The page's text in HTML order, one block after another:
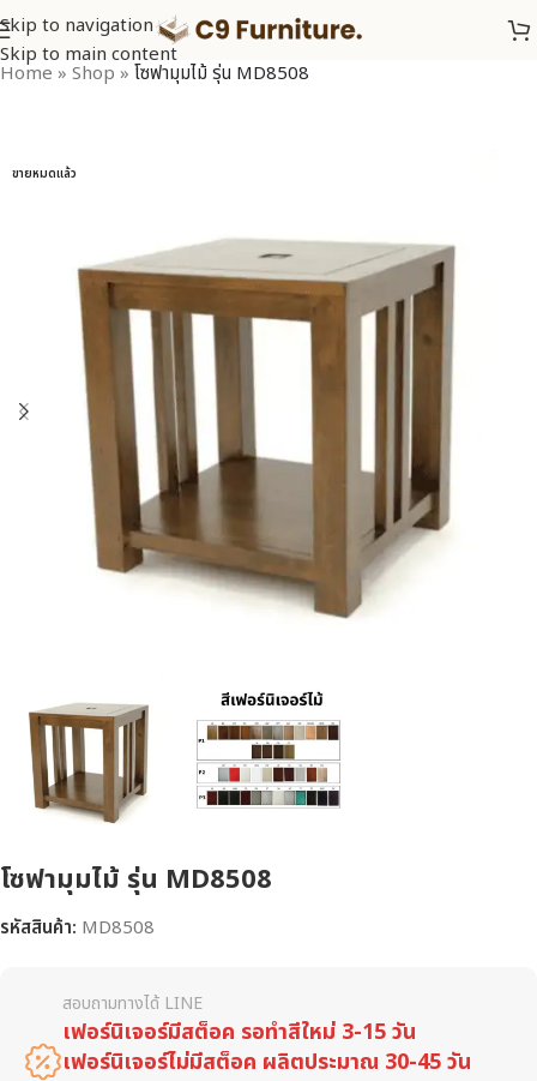
Skip to navigation
Skip to main content
Home » Shop » โซฟามุมไม้ รุ่น MD8508
ขายหมดแล้ว
โซฟามุมไม้ รุ่น MD8508
รหัสสินค้า: MD8508
สอบถามทางได้ LINE
เฟอร์นิเจอร์มีสต็อค รอทำสีใหม่ 3-15 วัน
เฟอร์นิเจอร์ไม่มีสต็อค ผลิตประมาณ 30-45 วัน